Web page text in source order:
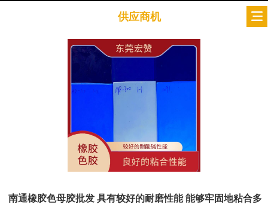
供应商机
南通橡胶色母胶批发 具有较好的耐磨性能 能够牢固地粘合多